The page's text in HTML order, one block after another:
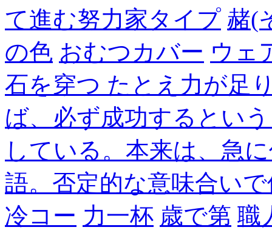
て進む努力家タイプ 赭(
の色 おむつカバー ウェ
石を穿つ たとえ力が足
ば、必ず成功するとい
している。本来は、急
語。否定的な意味合い
冷コー 力一杯 歳で第 職